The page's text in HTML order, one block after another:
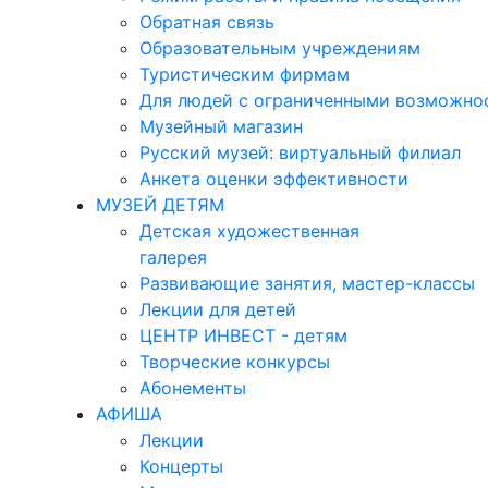
Обратная связь
Образовательным учреждениям
Туристическим фирмам
Для людей с ограниченными
Музейный магазин
Русский музей: виртуальный филиал
Анкета оценки эффективности
МУЗЕЙ ДЕТЯМ
Детская художественная
галерея
Развивающие занятия, мастер-классы
Лекции для детей
ЦЕНТР ИНВЕСТ - детям
Творческие конкурсы
Абонементы
АФИША
Лекции
Концерты